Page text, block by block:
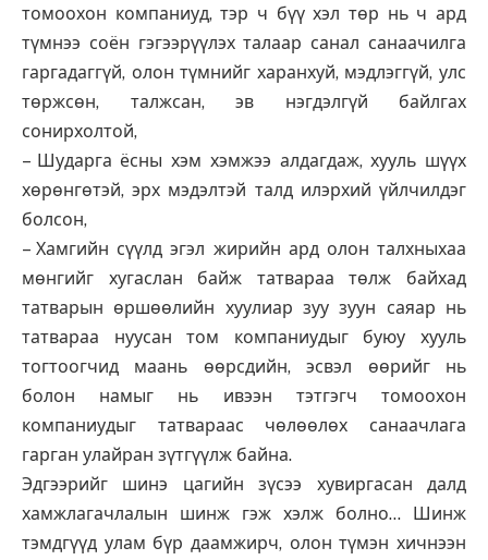
томоохон компаниуд, тэр ч бүү хэл төр нь ч ард
түмнээ соён гэгээрүүлэх талаар санал санаачилга
гаргадаггүй, олон түмнийг харанхуй, мэдлэггүй, улс
төржсөн, талжсан, эв нэгдэлгүй байлгах
сонирхолтой,
– Шударга ёсны хэм хэмжээ алдагдаж, хууль шүүх
хөрөнгөтэй, эрх мэдэлтэй талд илэрхий үйлчилдэг
болсон,
– Хамгийн сүүлд эгэл жирийн ард олон талхныхаа
мөнгийг хугаслан байж татвараа төлж байхад
татварын өршөөлийн хуулиар зуу зуун саяар нь
татвараа нуусан том компаниудыг буюу хууль
тогтоогчид маань өөрсдийн, эсвэл өөрийг нь
болон намыг нь ивээн тэтгэгч томоохон
компаниудыг татвараас чөлөөлөх санаачлага
гарган улайран зүтгүүлж байна.
Эдгээрийг шинэ цагийн зүсээ хувиргасан далд
хамжлагачлалын шинж гэж хэлж болно… Шинж
тэмдгүүд улам бүр даамжирч, олон түмэн хичнээн